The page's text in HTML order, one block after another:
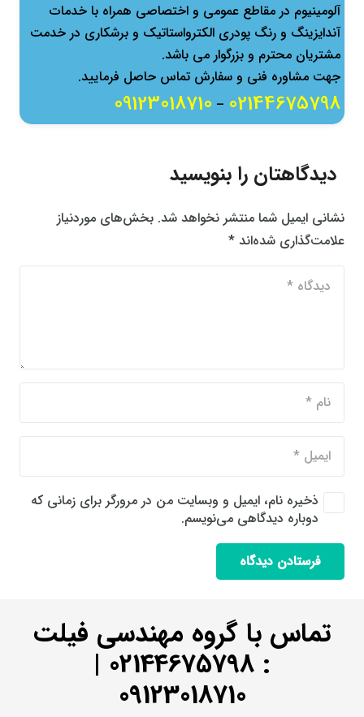
آلومینیوم در مقاطع عمومی و اختصاصی همراه با خدمات
آندایزینگ و رنگ پودری الکترواستاتیک و برشکاری در خدمت
مشتریان محترم و بزرگوار می باشد.
جهت مشاوره فنی و سفارش تماس حاصل فرمایید.
02144675798
–
09123018710
دیدگاهتان را بنویسید
نشانی ایمیل شما منتشر نخواهد شد. بخش‌های موردنیاز
علامت‌گذاری شده‌اند *
ذخیره نام، ایمیل و وبسایت من در مرورگر برای زمانی که
دوباره دیدگاهی می‌نویسم.
فرستادن دیدگاه
تماس با گروه مهندسی فیلت
:
02144675798
|
09123018710